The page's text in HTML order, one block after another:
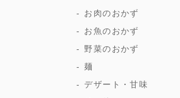
お肉のおかず
お魚のおかず
野菜のおかず
麺
デザート・甘味